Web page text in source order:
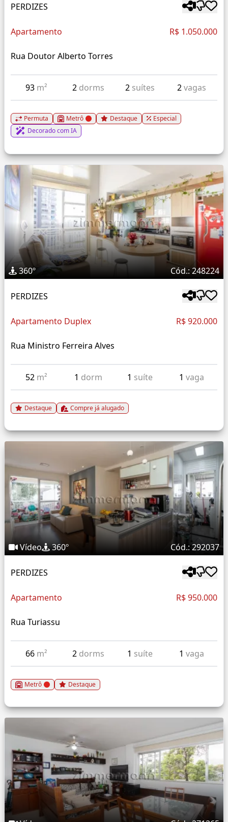
PERDIZES
Apartamento R$ 1.050.000
Rua Doutor Alberto Torres
93 m² 2 dorms 2 suítes 2vagas
Permuta Metrô Destaque
Especial
Decorado com IA
360º Cód.: 248224
PERDIZES
Apartamento Duplex R$ 920.000
Rua Ministro Ferreira Alves
52 m² 1 dorm 1 suíte 1 vaga
Destaque Compre já alugado
Vídeo 360º Cód.: 292037
PERDIZES
Apartamento R$ 950.000
Rua Turiassu
66 m² 2 dorms 1 suíte 1 vaga
Metrô Destaque